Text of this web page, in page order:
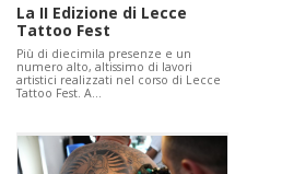
La II Edizione di Lecce
Tattoo Fest
Più di diecimila presenze e un
numero alto, altissimo di lavori
artistici realizzati nel corso di Lecce
Tattoo Fest. A…